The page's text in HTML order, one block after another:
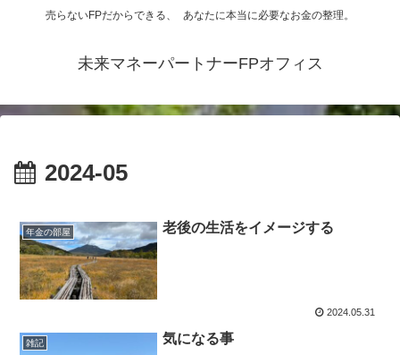
売らないFPだからできる、 あなたに本当に必要なお金の整理。
未来マネーパートナーFPオフィス
2024-05
年金の部屋 老後の生活をイメージする
2024.05.31
雑記 気になる事